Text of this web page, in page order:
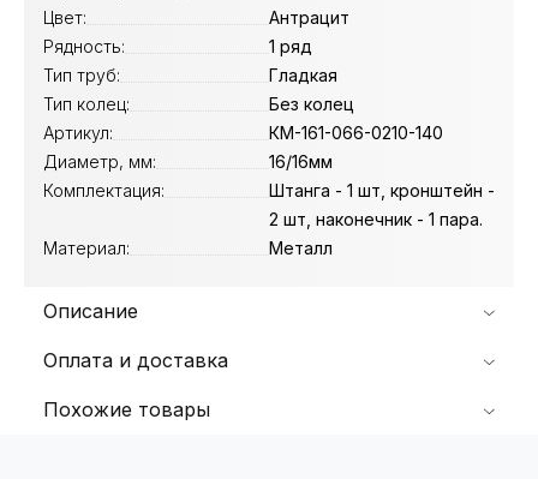
Цвет:
Антрацит
Рядность:
1 ряд
Тип труб:
Гладкая
Тип колец:
Без колец
Артикул:
КМ-161-066-0210-140
Диаметр, мм:
16/16мм
Комплектация:
Штанга - 1 шт, кронштейн -
2 шт, наконечник - 1 пара.
Материал:
Металл
Описание
Оплата и доставка
Похожие товары